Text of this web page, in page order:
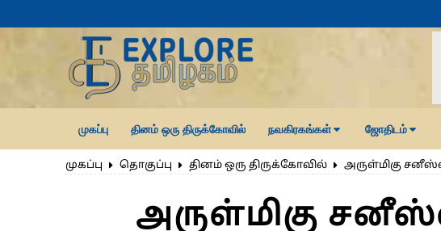
முகப்பு தினம் ஒரு திருக்கோவில் நவகிரகங்கள் ஜோதிடம்
முகப்பு தொகுப்பு தினம் ஒரு திருக்கோவில் அருள்மிகு
அருள்மிகு